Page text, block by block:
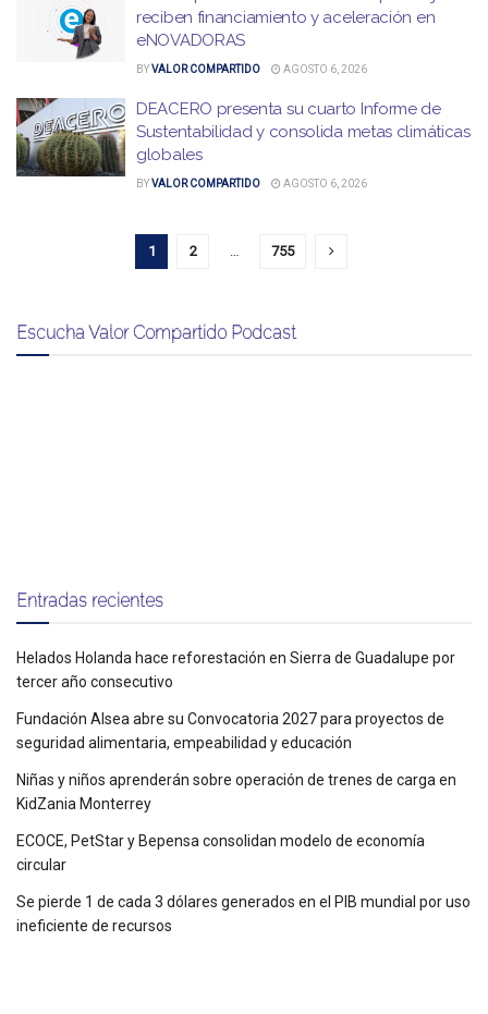
reciben financiamiento y aceleración en
eNOVADORAS
BYVALOR COMPARTIDO AGOSTO 6, 2026
DEACERO presenta su cuarto Informe de
Sustentabilidad y consolida metas climáticas
globales
BYVALOR COMPARTIDO AGOSTO 6, 2026
1 2 … 755
Escucha Valor Compartido Podcast
Entradas recientes
Helados Holanda hace reforestación en Sierra de Guadalupe por
tercer año consecutivo
Fundación Alsea abre su Convocatoria 2027 para proyectos de
seguridad alimentaria, empeabilidad y educación
Niñas y niños aprenderán sobre operación de trenes de carga en
KidZania Monterrey
ECOCE, PetStar y Bepensa consolidan modelo de economía
circular
Se pierde 1 de cada 3 dólares generados en el PIB mundial por uso
ineficiente de recursos